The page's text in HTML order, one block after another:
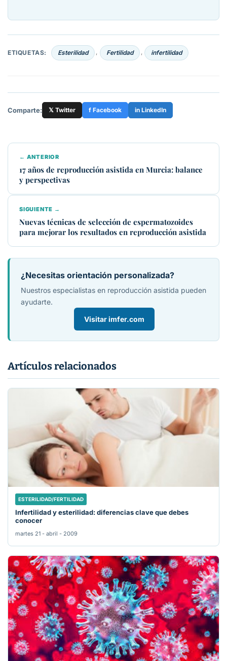
ETIQUETAS: Esterilidad , Fertilidad , infertilidad
Comparte: 𝕏 Twitter f Facebook in LinkedIn
← ANTERIOR
17 años de reproducción asistida en Murcia: balance
y perspectivas
SIGUIENTE →
Nuevas técnicas de selección de espermatozoides
para mejorar los resultados en reproducción asistida
¿Necesitas orientación personalizada?
Nuestros especialistas en reproducción asistida pueden
ayudarte.
Visitar imfer.com
Artículos relacionados
ESTERILIDAD/FERTILIDAD
Infertilidad y esterilidad: diferencias clave que debes
conocer
martes 21 - abril - 2009